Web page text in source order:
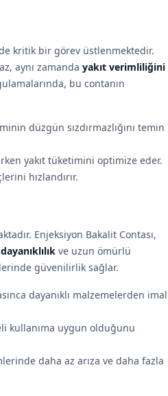
kritik bir görev üstlenmektedir.
aynı zamanda yakıt verimliliğini
bu contanın
düzgün sızdırmazlığını temin
yakıt tüketimini optimize eder.
hızlandırır.
Enjeksiyon Bakalit Contası,
ve uzun ömürlü
güvenilirlik sağlar.
dayanıklı malzemelerden imal
kullanıma uygun olduğunu
daha az arıza ve daha fazla